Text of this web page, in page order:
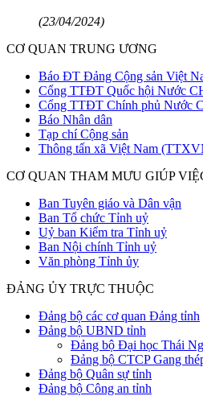
(23/04/2024)
CƠ QUAN TRUNG ƯƠNG
Báo ĐT Đảng Cộng sản Việt
Cổng TTĐT Quốc hội Nước
Cổng TTĐT Chính phủ Nước
Báo Nhân dân
Tạp chí Cộng sản
Thông tấn xã Việt Nam
CƠ QUAN THAM MƯU GIÚP
Ban Tuyên giáo và Dân vận
Ban Tổ chức Tỉnh uỷ
Uỷ ban Kiểm tra Tỉnh uỷ
Ban Nội chính Tỉnh uỷ
Văn phòng Tỉnh ủy
ĐẢNG ỦY TRỰC THUỘC
Đảng bộ các cơ quan Đảng tỉnh
Đảng bộ UBND tỉnh
Đảng bộ Đại học Thái
Đảng bộ CTCP Gang
Đảng bộ Quân sự tỉnh
Đảng bộ Công an tỉnh